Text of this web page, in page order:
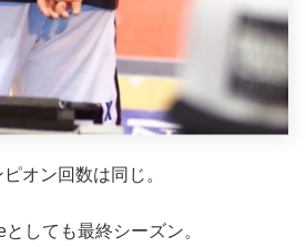
オン回数は同じ。
しても最終シーズン。